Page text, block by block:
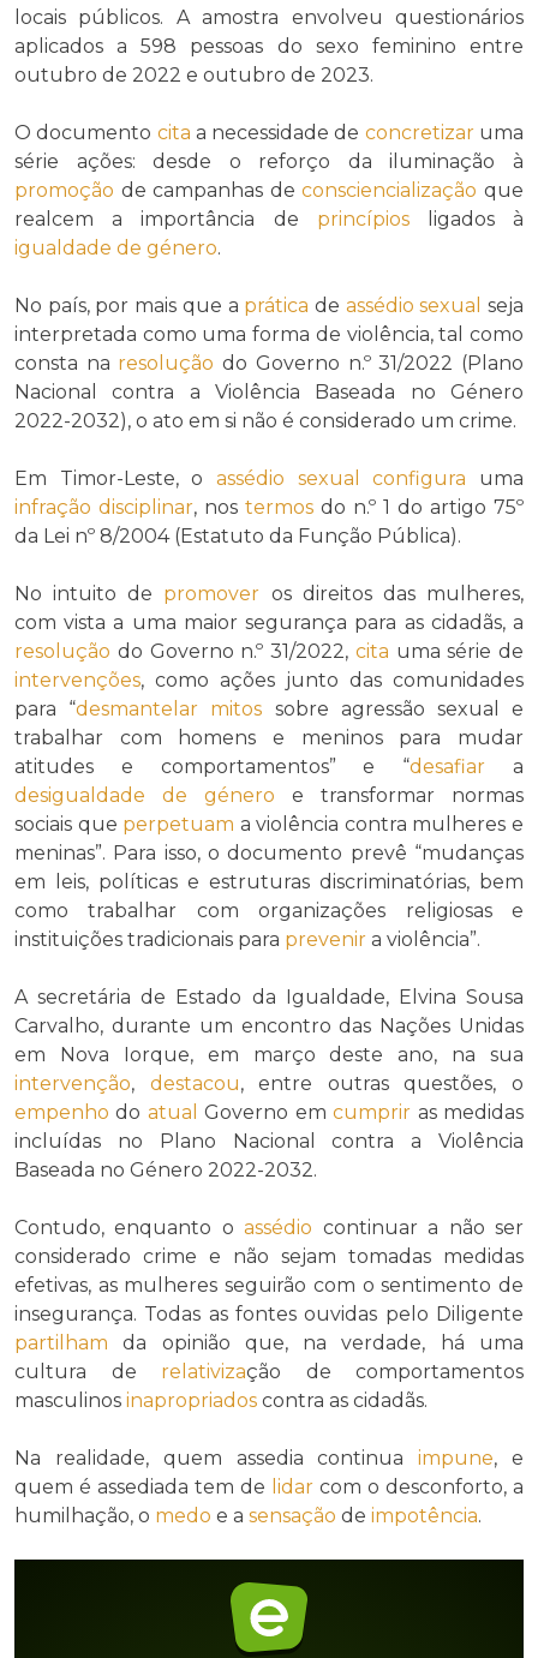
locais públicos. A amostra envolveu questionários
aplicados a 598 pessoas do sexo feminino entre
outubro de 2022 e outubro de 2023.
O documento cita a necessidade de concretizaruma
série ações: desde o reforço da iluminação à
promoção de campanhas deconsciencialização que
realcem a importância de princípiosligados à
igualdade de género.
No país, por mais que a prática de assédio sexual seja
interpretada como uma forma de violência, tal como
consta na resolução do Governo n.º 31/2022 (Plano
Nacional contra a Violência Baseada no Género
2022-2032), o ato em si não é considerado um crime.
Em Timor-Leste, o assédio sexual configura uma
infração disciplinar, nos termos do n.º 1 do artigo 75º
da Lei nº 8/2004 (Estatuto da Função Pública).
No intuito de promover os direitos das mulheres,
com vista a uma maior segurança para as cidadãs, a
resolução do Governo n.º 31/2022, cita uma série de
intervenções, como ações junto das comunidades
para “desmantelar mitos sobre agressão sexual e
trabalhar com homens e meninos para mudar
atitudes e comportamentos” e “desafiar a
desigualdade de género e transformar normas
sociais que perpetuam a violência contra mulheres e
meninas”. Para isso, o documento prevê “mudanças
em leis, políticas e estruturas discriminatórias, bem
como trabalhar com organizações religiosas e
instituições tradicionais para prevenir a violência”.
A secretária de Estado da Igualdade, Elvina Sousa
Carvalho, durante um encontro das Nações Unidas
em Nova Iorque, em março deste ano, na sua
intervenção, destacou, entre outras questões, o
empenho do atual Governo emcumprir as medidas
incluídas no Plano Nacional contra a Violência
Baseada no Género 2022-2032.
Contudo, enquanto oassédio continuar a não ser
considerado crime e não sejam tomadas medidas
efetivas, as mulheres seguirão com o sentimento de
insegurança. Todas as fontes ouvidas pelo Diligente
partilham da opinião que, na verdade, há uma
cultura de relativização de comportamentos
masculinos inapropriados contra as cidadãs.
Na realidade, quem assedia continuaimpune, e
quem é assediada tem de lidar com o desconforto, a
humilhação, o medo e a sensação de impotência.